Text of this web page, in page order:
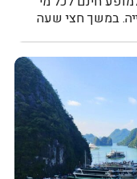
במשך חצי שעה